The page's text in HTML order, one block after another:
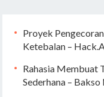
Proyek
Ketebalan –
Rahasia Membuat
Sederhana –